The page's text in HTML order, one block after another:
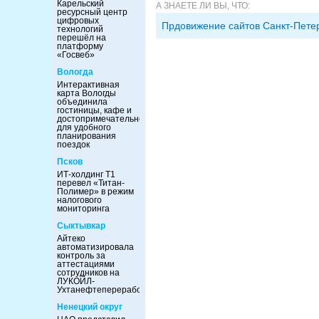
Карельский
ресурсный центр
цифровых
технологий
перешёл на
платформу
«Госвеб»
Вологда
Интерактивная
карта Вологды
объединила
гостиницы, кафе и
достопримечательности
для удобного
планирования
поездок
Псков
ИТ-холдинг Т1
перевел «Титан-
Полимер» в режим
налогового
мониторинга
Сыктывкар
Айтеко
автоматизировала
контроль за
аттестациями
сотрудников на
ЛУКОЙЛ-
Ухтанефтепереработка
Ненецкий округ
А ЗНАЕТЕ ЛИ ВЫ, ЧТО:
Прдовижение сайтов Санкт-